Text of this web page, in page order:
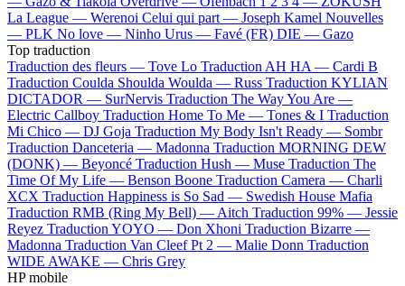
La League — Werenoi Celui qui part — Joseph Kamel Nouvelles
— PLK No love — Ninho Urus — Favé (FR) DIE — Gazo
Top traduction
Traduction des fleurs — Tove Lo Traduction AH HA — Cardi B
Traduction Coulda Shoulda Woulda — Russ Traduction KYLIAN
DICTADOR — SurNervis Traduction The Way You Are —
Electric Callboy Traduction Home To Me — Tones & I Traduction
Mi Chico — DJ Goja Traduction My Body Isn't Ready — Sombr
Traduction Danceteria — Madonna Traduction MORNING DEW
(DONK) — Beyoncé Traduction Hush — Muse Traduction The
Time Of My Life — Benson Boone Traduction Camera — Charli
XCX Traduction Happiness is So Sad — Swedish House Mafia
Traduction RMB (Ring My Bell) — Aitch Traduction 99% — Jessie
Reyez Traduction YOYO — Don Xhoni Traduction Bizarre —
Madonna Traduction Van Cleef Pt 2 — Malie Donn Traduction
WIDE AWAKE — Chris Grey
HP mobile